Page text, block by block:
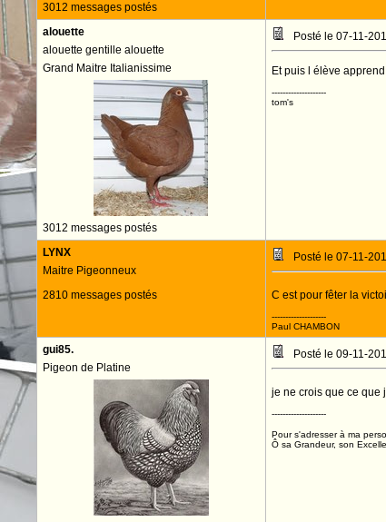
3012 messages postés
alouette
alouette gentille alouette
Grand Maitre Italianissime
3012 messages postés
Posté le 07-11-
Et puis l élève
--------------------
tom's
LYNX
Maitre Pigeonneux
2810 messages postés
Posté le 07-11-
C est pour fêter la
--------------------
Paul CHAMBON
gui85.
Pigeon de Platine
Posté le 09-11-
je ne crois que ce que
--------------------
Pour s'adresser à ma
Ô sa Grandeur, son